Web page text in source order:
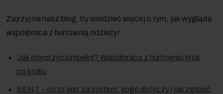
Zajrzyj na nasz blog, by wiedzieć więcej o tym, jak wygląda
współpraca z hurtownią odzieży!
Jak otworzyć lumpeks? Współpraca z hurtownią krok
po kroku
SENT – co to jest za system, kogo dotyczy i jak zgłosić